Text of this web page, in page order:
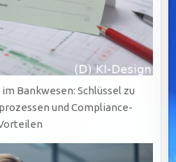
Bankwesen: Schlüssel zu
und Compliance-